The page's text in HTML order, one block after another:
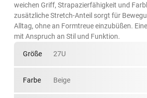
weichen Griff, Strapazierfähigkeit und
zusätzliche Stretch-Anteil sorgt für
Alltag, ohne an Formtreue einzubüßen.
mit Anspruch an Stil und Funktion.
Größe 27U
Farbe Beige